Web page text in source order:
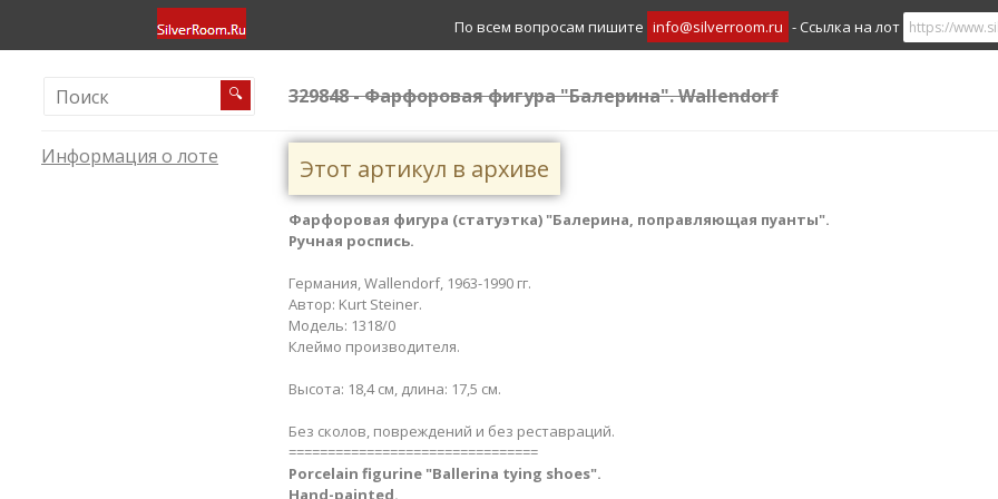
По всем вопросам пишите info@silverroom.ru - Ссылка на лот
🔍 329848 - Фарфоровая фигура "Балерина". Wallendorf
Информация о лоте Этот артикул в архиве
Фарфоровая фигура (статуэтка) "Балерина, поправляющая пуанты".
Ручная роспись.
Германия, Wallendorf, 1963-1990 гг.
Автор: Kurt Steiner.
Модель: 1318/0
Клеймо производителя.
Высота: 18,4 см, длина: 17,5 см.
Без сколов, повреждений и без реставраций.
================================
Porcelain figurine "Ballerina tying shoes".
Hand-painted.